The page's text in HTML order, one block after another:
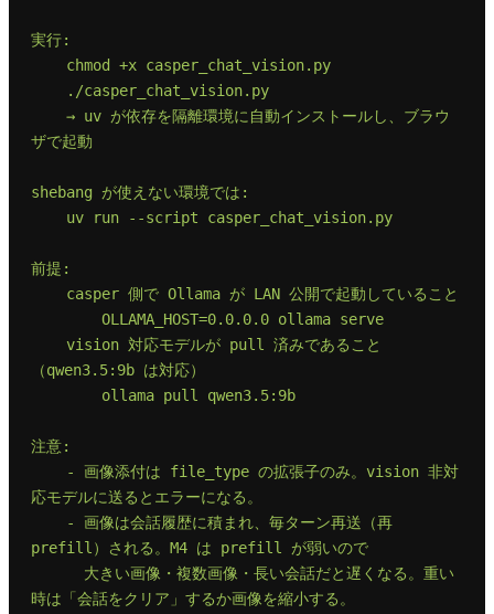
実行:
ザで起動
shebang が使えない環境では:
前提:
（qwen3.5:9b は対応）
注意:
応モデルに送るとエラーになる。
prefill）される。M4 は prefill が弱いので
時は「会話をクリア」するか画像を縮小する。